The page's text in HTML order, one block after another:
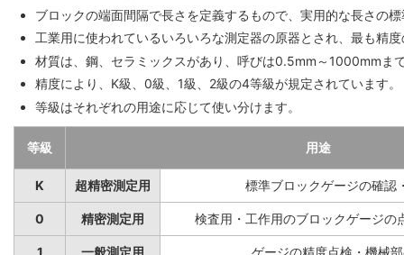
ブロックの端面間隔で長さを定義するもので、実用的な長さの
工業用に使われているいろいろな測定器の原器とされ、最も精
材質は、鋼、セラミックスがあり、呼びは0.5mm～1000mmま
精度により、K級、0級、1級、2級の4等級が規定されています。
等級はそれぞれの用途に応じて使い分けます。
等級 用途
K 超精密測定用 標準ブロックゲージの確認
0 精密測定用 検査用・工作用のブロックゲージの
1 一般測定用 ゲージの精度点検・機械